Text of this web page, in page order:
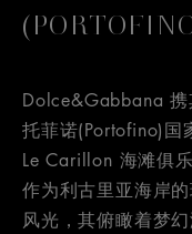
Dolce&Gabbana
托菲诺(Portofino)
Le Carillon 海滩俱乐
作为利古里亚海岸
风光，其俯瞰着梦